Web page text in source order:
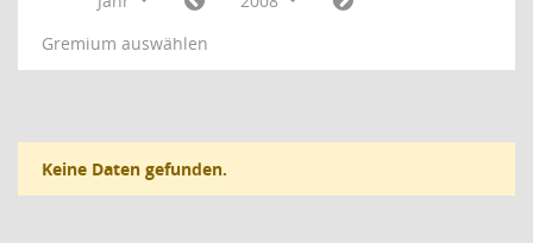
Gremium auswählen
Keine Daten gefunden.